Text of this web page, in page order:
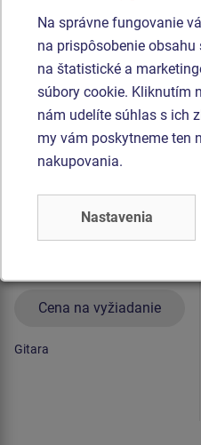
Produkt - EDP-6130K-10
Edukačný panel - Gitara
- celokovový
Cena na vyžiadanie
Gitara
Na správne fungovanie
na prispôsobenie
na štatistické a
súbory cookie. Kliknutím
nám udelíte súhlas s ich
my vám poskytneme ten
nakupovania.
Nastavenia